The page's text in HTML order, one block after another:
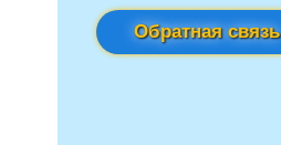
Обратная связь